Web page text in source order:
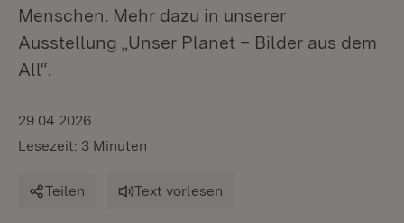
Menschen. Mehr dazu in unserer
Ausstellung „Unser Planet – Bilder aus dem
All“.
29.04.2026
Lesezeit: 3 Minuten
Teilen Text vorlesen